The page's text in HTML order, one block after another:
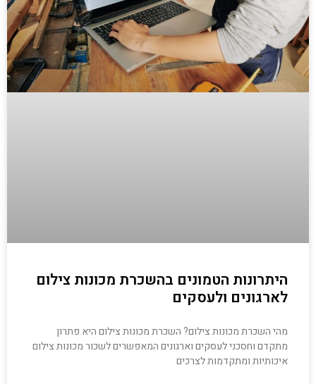
היתרונות הטמונים בהשכרת מכונות צילום
לארגונים ולעסקים
מהי השכרת מכונות צילום? השכרת מכונות צילום היא פתרון
מתקדם וחסכני לעסקים וארגונים המאפשרים לשכור מכונות צילום
איכותיות ומתקדמות לצרכים